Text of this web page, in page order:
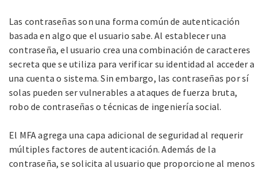
Las contraseñas son una forma común de autenticación
basada en algo que el usuario sabe. Al establecer una
contraseña, el usuario crea una combinación de caracteres
secreta que se utiliza para verificar su identidad al acceder a
una cuenta o sistema. Sin embargo, las contraseñas por sí
solas pueden ser vulnerables a ataques de fuerza bruta,
robo de contraseñas o técnicas de ingeniería social.
El MFA agrega una capa adicional de seguridad al requerir
múltiples factores de autenticación. Además de la
contraseña, se solicita al usuario que proporcione al menos